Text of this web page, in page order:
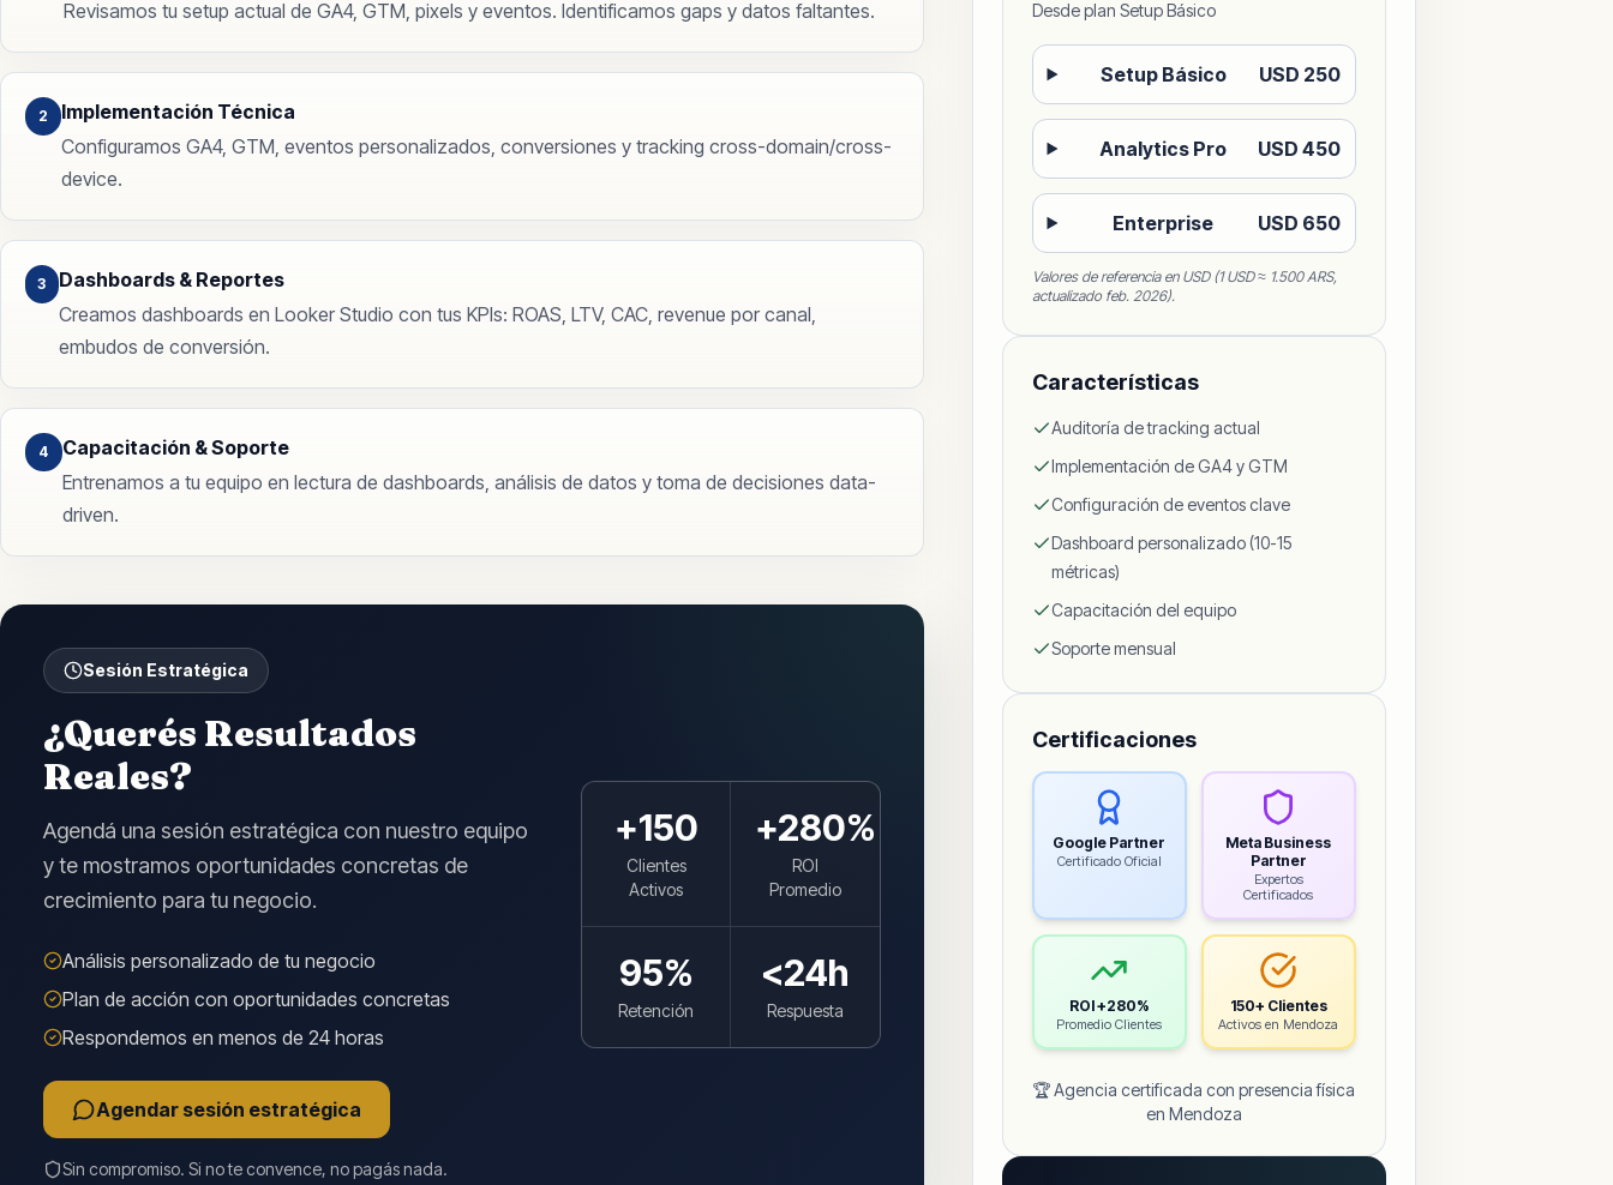
Revisamos tu setup actual de GA4, GTM, pixels y eventos. Identificamos gaps y datos faltantes.
2
Implementación Técnica
Configuramos GA4, GTM, eventos personalizados, conversiones y tracking cross-domain/cross-
device.
3
Dashboards & Reportes
Creamos dashboards en Looker Studio con tus KPIs: ROAS, LTV, CAC, revenue por canal,
embudos de conversión.
4
Capacitación & Soporte
Entrenamos a tu equipo en lectura de dashboards, análisis de datos y toma de decisiones data-
driven.
Sesión Estratégica
¿Querés Resultados
Reales?
Agendá una sesión estratégica con nuestro equipo
y te mostramos oportunidades concretas de
crecimiento para tu negocio.
Análisis personalizado de tu negocio
Plan de acción con oportunidades concretas
Respondemos en menos de 24 horas
Agendar sesión estratégica
Sin compromiso. Si no te convence, no pagás nada.
+150
Clientes
Activos
+280%
ROI
Promedio
95%
Retención
<24h
Respuesta
Desde plan Setup Básico
Setup Básico USD 250
Analytics Pro USD 450
Enterprise USD 650
Valores de referencia en USD (1 USD ≈ 1.500 ARS,
actualizado feb. 2026).
Características
Auditoría de tracking actual
Implementación de GA4 y GTM
Configuración de eventos clave
Dashboard personalizado (10-15
métricas)
Capacitación del equipo
Soporte mensual
Certificaciones
Google Partner
Certificado Oficial
Meta Business
Partner
Expertos
Certificados
ROI +280%
Promedio Clientes
150+ Clientes
Activos en Mendoza
🏆 Agencia certificada con presencia física
en Mendoza